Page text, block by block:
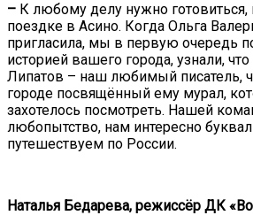
– К любому делу нужно готовиться,
поездке в Асино. Когда Ольга
пригласила, мы в первую очередь
историей вашего города, узнали,
Липатов – наш любимый писатель,
городе посвящённый ему мурал,
захотелось посмотреть. Нашей
любопытство, нам интересно
путешествуем по России.
Наталья Бедарева, режиссёр ДК